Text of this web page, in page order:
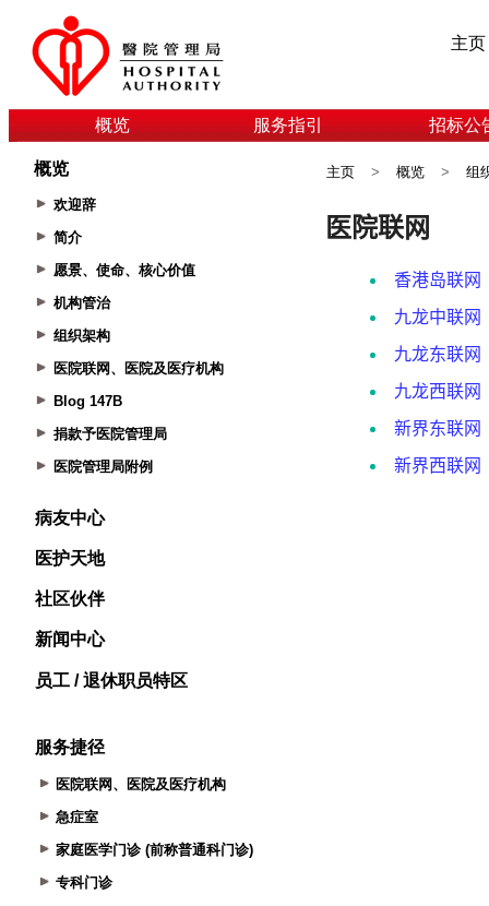
主页
概览 服务指引 招标公
概览
欢迎辞
简介
愿景、使命、核心价值
机构管治
组织架构
医院联网、医院及医疗机构
Blog 147B
捐款予医院管理局
医院管理局附例
病友中心
医护天地
社区伙伴
新闻中心
员工 / 退休职员特区
服务捷径
医院联网、医院及医疗机构
急症室
家庭医学门诊 (前称普通科门诊)
专科门诊
主页 > 概览 > 组